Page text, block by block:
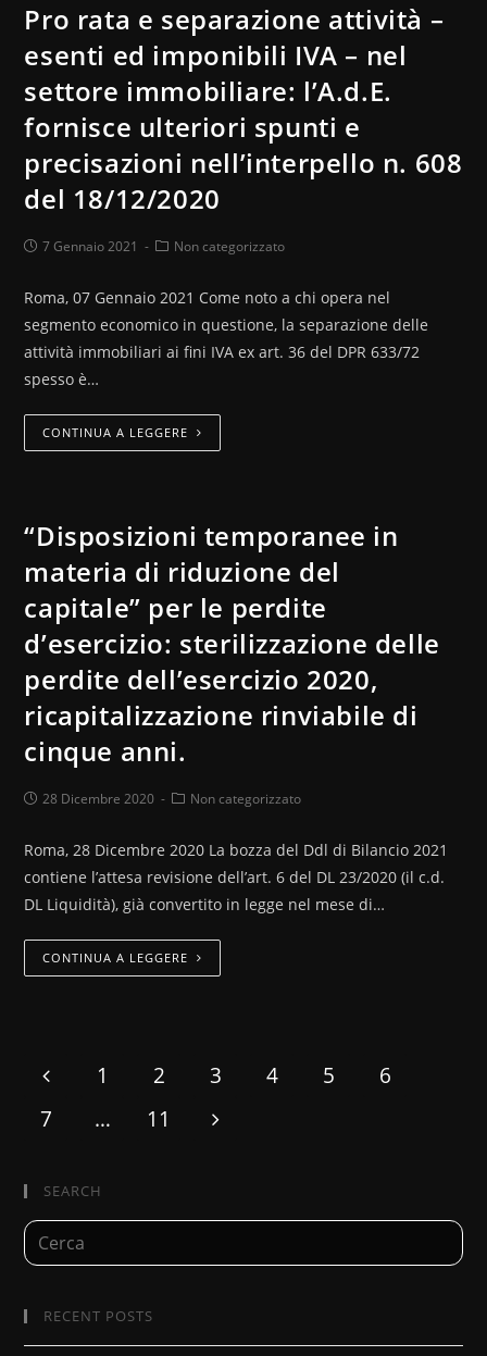
Pro rata e separazione attività –
esenti ed imponibili IVA – nel
settore immobiliare: l’A.d.E.
fornisce ulteriori spunti e
precisazioni nell’interpello n. 608
del 18/12/2020
7 Gennaio 2021 Non categorizzato
Roma, 07 Gennaio 2021 Come noto a chi opera nel
segmento economico in questione, la separazione delle
attività immobiliari ai fini IVA ex art. 36 del DPR 633/72
spesso è…
CONTINUA A LEGGERE
“Disposizioni temporanee in
materia di riduzione del
capitale” per le perdite
d’esercizio: sterilizzazione delle
perdite dell’esercizio 2020,
ricapitalizzazione rinviabile di
cinque anni.
28 Dicembre 2020 Non categorizzato
Roma, 28 Dicembre 2020 La bozza del Ddl di Bilancio 2021
contiene l’attesa revisione dell’art. 6 del DL 23/2020 (il c.d.
DL Liquidità), già convertito in legge nel mese di…
CONTINUA A LEGGERE
1 2 3 4 5
6
7
… 11
SEARCH
RECENT POSTS